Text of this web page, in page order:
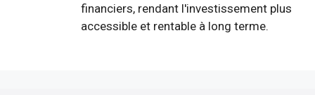
financiers, rendant l'investissement plus
accessible et rentable à long terme.